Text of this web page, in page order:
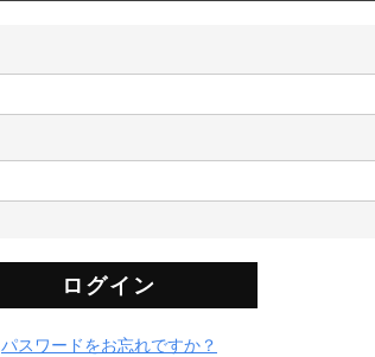
ログイン
パスワードをお忘れですか？